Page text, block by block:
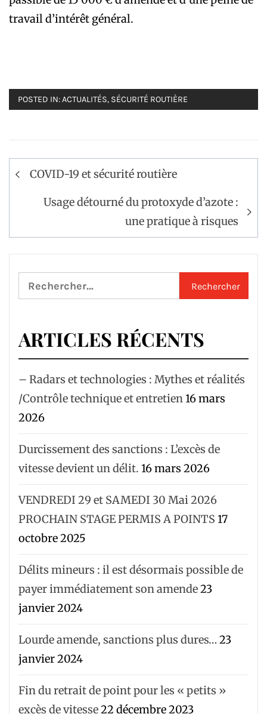
travail d’intérêt général.
POSTED IN:ACTUALITÉS, SÉCURITÉ ROUTIÈRE
Navigation
l’article
COVID-19 et sécurité routière
Usage détourné du protoxyde d’azote :
une pratique à risques
Rechercher :
ARTICLES RÉCENTS
– Radars et technologies : Mythes et réalités
/Contrôle technique et entretien16 mars
2026
Durcissement des sanctions : L’excès de
vitesse devient un délit. 16 mars 2026
VENDREDI 29 et SAMEDI 30 Mai 2026
PROCHAIN STAGE PERMIS A POINTS 17
octobre 2025
Délits mineurs : il est désormais possible de
payer immédiatement son amende23
janvier 2024
Lourde amende, sanctions plus dures… 23
janvier 2024
Fin du retrait de point pour les « petits »
excès de vitesse22 décembre 2023